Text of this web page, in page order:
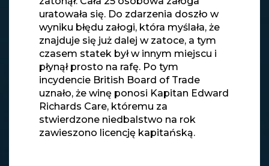
uratowała się. Do zdarzenia doszło w
wyniku błędu załogi, która myślała, że
znajduje się już dalej w zatoce, a tym
czasem statek był w innym miejscu i
płynął prosto na rafę. Po tym
incydencie British Board of Trade
uznało, że winę ponosi Kapitan Edward
Richards Care, któremu za
stwierdzone niedbalstwo na rok
zawieszono licencję kapitańską.